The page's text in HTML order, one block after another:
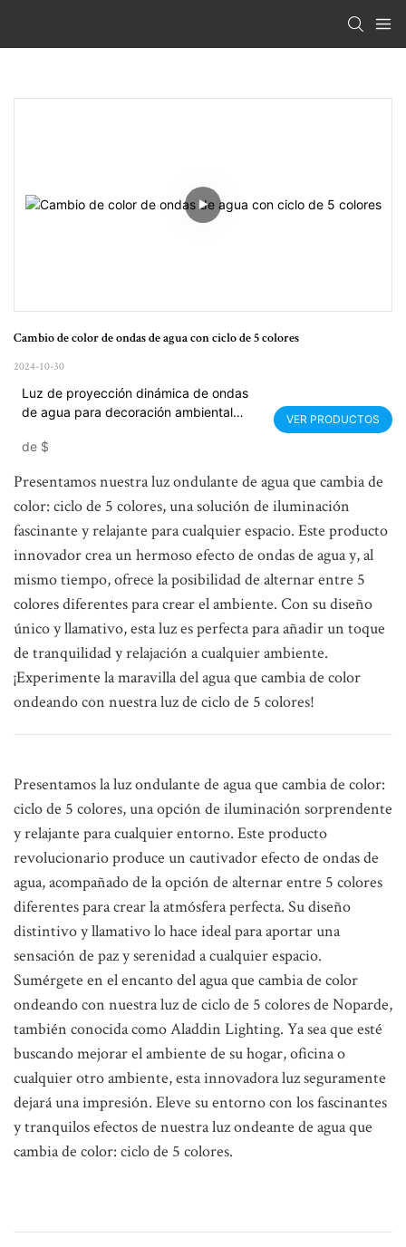
Cambio de color de ondas de agua con ciclo de 5 colores
2024-10-30
Luz de proyección dinámica de ondas
de agua para decoración ambiental
de $
VER PRODUCTOS
Presentamos nuestra luz ondulante de agua que cambia de
color: ciclo de 5 colores, una solución de iluminación
fascinante y relajante para cualquier espacio. Este producto
innovador crea un hermoso efecto de ondas de agua y, al
mismo tiempo, ofrece la posibilidad de alternar entre 5
colores diferentes para crear el ambiente. Con su diseño
único y llamativo, esta luz es perfecta para añadir un toque
de tranquilidad y relajación a cualquier ambiente.
¡Experimente la maravilla del agua que cambia de color
ondeando con nuestra luz de ciclo de 5 colores!
Presentamos la luz ondulante de agua que cambia de color:
ciclo de 5 colores, una opción de iluminación sorprendente
y relajante para cualquier entorno. Este producto
revolucionario produce un cautivador efecto de ondas de
agua, acompañado de la opción de alternar entre 5 colores
diferentes para crear la atmósfera perfecta. Su diseño
distintivo y llamativo lo hace ideal para aportar una
sensación de paz y serenidad a cualquier espacio.
Sumérgete en el encanto del agua que cambia de color
ondeando con nuestra luz de ciclo de 5 colores de Noparde,
también conocida como Aladdin Lighting. Ya sea que esté
buscando mejorar el ambiente de su hogar, oficina o
cualquier otro ambiente, esta innovadora luz seguramente
dejará una impresión. Eleve su entorno con los fascinantes
y tranquilos efectos de nuestra luz ondeante de agua que
cambia de color: ciclo de 5 colores.